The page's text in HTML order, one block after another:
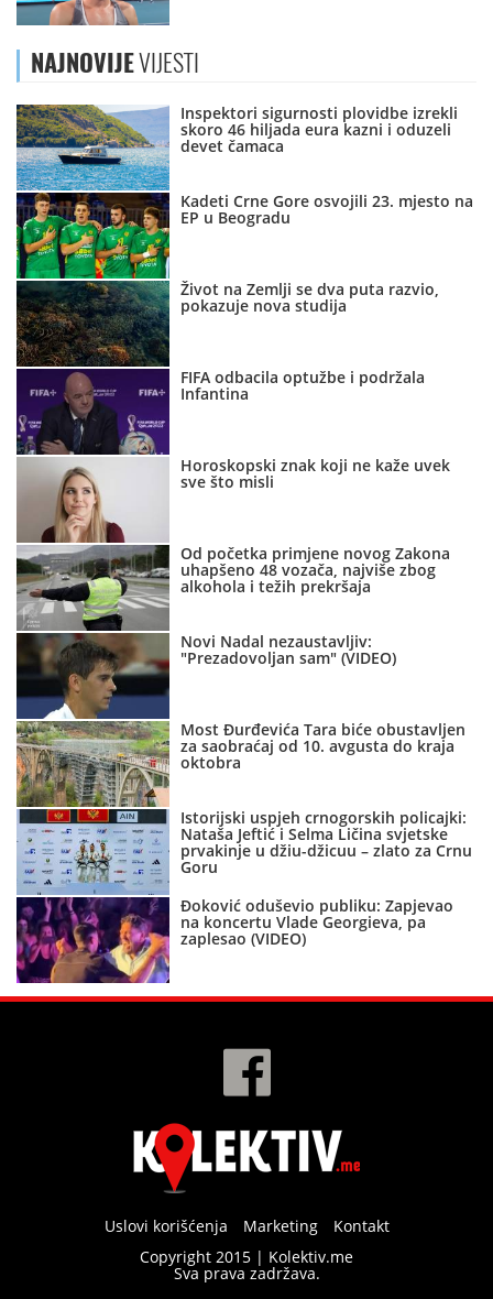
NAJNOVIJEVIJESTI
Inspektori sigurnosti plovidbe izrekli
skoro 46 hiljada eura kazni i oduzeli
devet čamaca
Kadeti Crne Gore osvojili 23. mjesto na
EP u Beogradu
Život na Zemlji se dva puta razvio,
pokazuje nova studija
FIFA odbacila optužbe i podržala
Infantina
Horoskopski znak koji ne kaže uvek
sve što misli
Od početka primjene novog Zakona
uhapšeno 48 vozača, najviše zbog
alkohola i težih prekršaja
Novi Nadal nezaustavljiv:
"Prezadovoljan sam" (VIDEO)
Most Đurđevića Tara biće obustavljen
za saobraćaj od 10. avgusta do kraja
oktobra
Istorijski uspjeh crnogorskih policajki:
Nataša Jeftić i Selma Ličina svjetske
prvakinje u džiu-džicuu – zlato za Crnu
Goru
Đoković oduševio publiku: Zapjevao
na koncertu Vlade Georgieva, pa
zaplesao (VIDEO)
Uslovi korišćenja Marketing
Kontakt
Copyright 2015 | Kolektiv.me
Sva prava zadržava.